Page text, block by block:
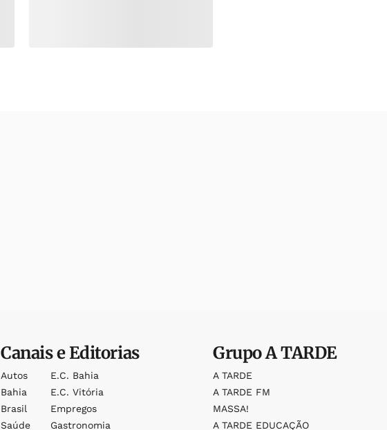
Canais e Editorias
Autos
Bahia
Brasil
Saúde
E.c. Bahia
E.c. Vitória
Empregos
Gastronomia
GrupoA TARDE
A TARDE
A TARDE FM
MASSA!
A TARDE EDUCAÇÃO